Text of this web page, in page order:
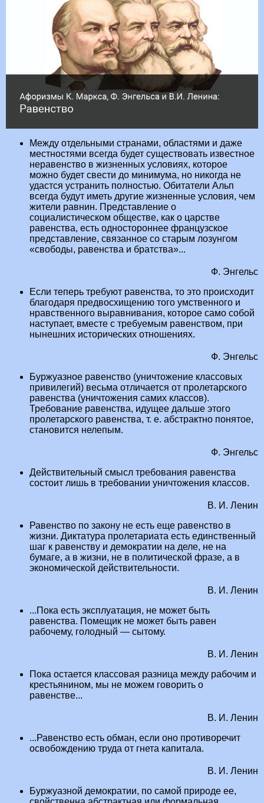
Между отдельными странами, областями и даже
местностями всегда будет существовать известное
неравенство в жизненных условиях, которое
можно будет свести до минимума, но никогда не
удастся устранить полностью. Обитатели Альп
всегда будут иметь другие жизненные условия, чем
жители равнин. Представление о
социалистическом обществе, как о царстве
равенства, есть одностороннее французское
представление, связанное со старым лозунгом
«свободы, равенства и братства»...
Ф. Энгельс
Если теперь требуют равенства, то это происходит
благодаря предвосхищению того умственного и
нравственного выравнивания, которое само собой
наступает, вместе с требуемым равенством, при
нынешних исторических отношениях.
Ф. Энгельс
Буржуазное равенство (уничтожение классовых
привилегий) весьма отличается от пролетарского
равенства (уничтожения самих классов).
Требование равенства, идущее дальше этого
пролетарского равенства, т. е. абстрактно понятое,
становится нелепым.
Ф. Энгельс
Действительный смысл требования равенства
состоит лишь в требовании уничтожения классов.
В. И. Ленин
Равенство по закону не есть еще равенство в
жизни. Диктатура пролетариата есть единственный
шаг к равенству и демократии на деле, не на
бумаге, а в жизни, не в политической фразе, а в
экономической действительности.
В. И. Ленин
...Пока есть эксплуатация, не может быть
равенства. Помещик не может быть равен
рабочему, голодный — сытому.
В. И. Ленин
Пока остается классовая разница между рабочим и
крестьянином, мы не можем говорить о
равенстве...
В. И. Ленин
...Равенство есть обман, если оно противоречит
освобождению труда от гнета капитала.
В. И. Ленин
Буржуазной демократии, по самой природе ее,